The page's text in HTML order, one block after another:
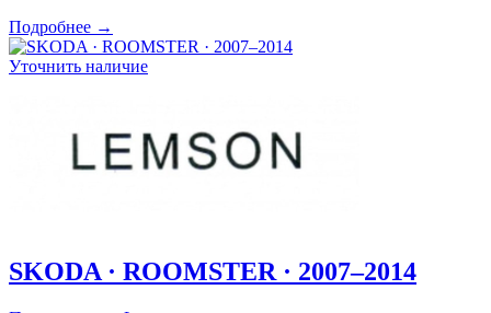
Подробнее →
Уточнить наличие
SKODA · ROOMSTER · 2007–2014